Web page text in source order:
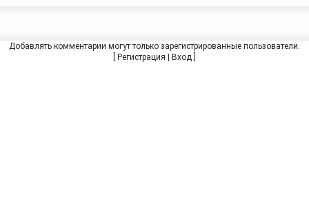
Добавлять комментарии могут только зарегистрированные пользователи.
Регистрация | Вход